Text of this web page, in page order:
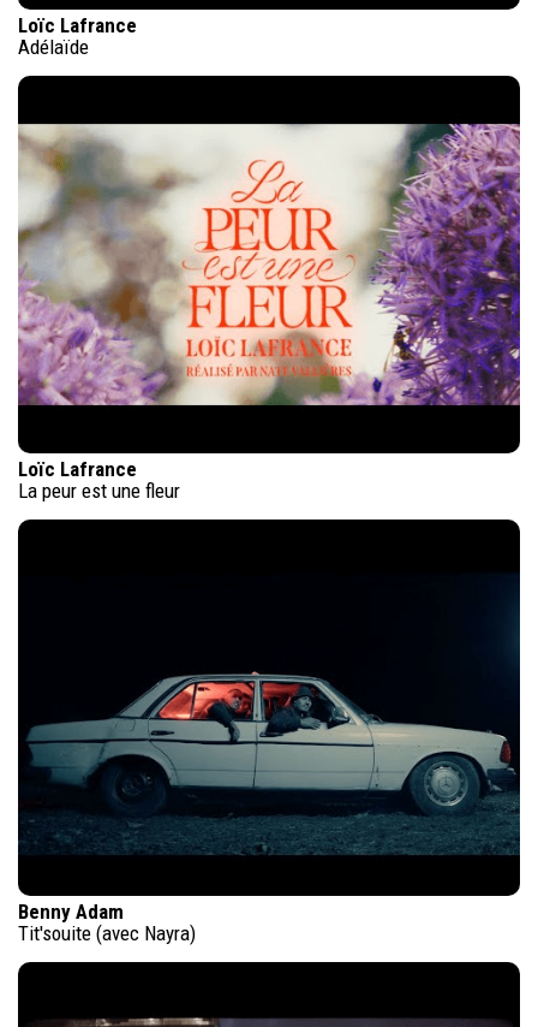
Loïc Lafrance
Adélaïde
Loïc Lafrance
La peur est une fleur
Benny Adam
Tit'souite (avec Nayra)